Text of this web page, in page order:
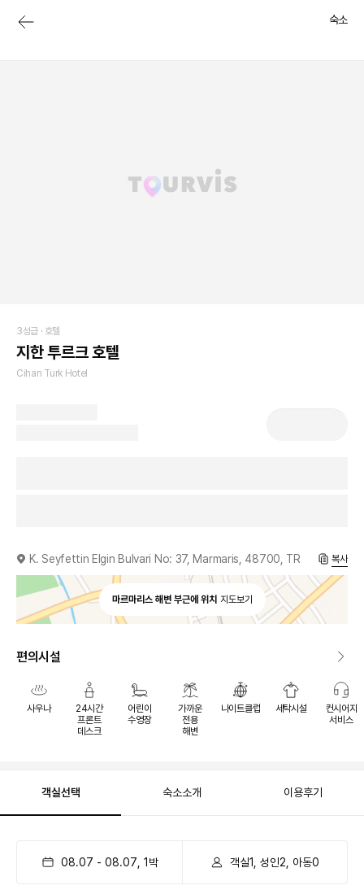
숙소
3성급 · 호텔
지한 투르크 호텔
Cihan Turk Hotel
K. Seyfettin Elgin Bulvari No: 37, Marmaris, 48700, TR 복사
마르마리스 해변 부근에 위치 지도보기
편의시설
사우나
24시간
프론트
데스크
어린이
수영장
가까운
전용
해변
나이트클럽 세탁시설
컨시어지
서비스
객실선택 숙소소개 이용후기
08.07 - 08.07 1 박 객실1, 성인2, 아동0